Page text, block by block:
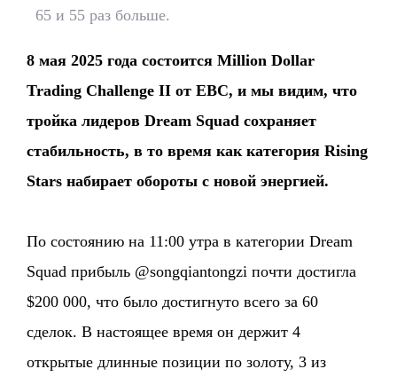
65 и 55 раз больше.
8 мая 2025 года состоится Million Dollar
Trading Challenge II от EBC, и мы видим, что
тройка лидеров Dream Squad сохраняет
стабильность, в то время как категория Rising
Stars набирает обороты с новой энергией.
По состоянию на 11:00 утра в категории Dream
Squad прибыль @songqiantongzi почти достигла
$200 000, что было достигнуто всего за 60
сделок. В настоящее время он держит 4
открытые длинные позиции по золоту, 3 из